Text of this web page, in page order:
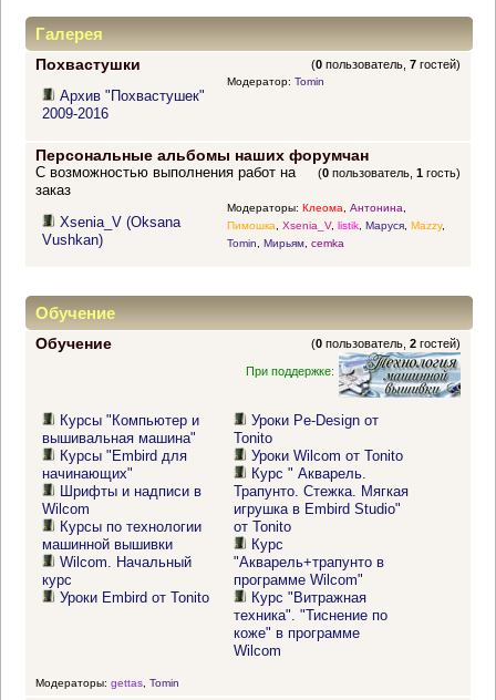
Галерея
Похвастушки (0 пользователь,7 гостей)
Архив "Похвастушек"
2009-2016
Модератор: Tomin
Персональные альбомы наших форумчан
(0 пользователь,1 гость)
С возможностью выполнения работ на
заказ
Xsenia_V (Oksana
Vushkan)
Модераторы: Клеома, Антонина,
Пимошка, Xsenia_V, listik, Маруся, Mazzy,
Tomin, Мирьям, cemka
Обучение
Обучение (0 пользователь,2 гостей)
При поддержке:
Курсы "Компьютер и
вышивальная машина"
Курсы "Embird для
начинающих"
Шрифты и надписи в
Wilcom
Курсы по технологии
машинной вышивки
Wilcom. Начальный
курс
Уроки Embird от Tonito
Уроки Pe-Design от
Tonito
Уроки Wilcom от Tonito
Курс " Акварель.
Трапунто. Стежка. Мягкая
игрушка в Embird Studio"
от Tonito
Курс
"Акварель+трапунто в
программе Wilcom"
Курс "Витражная
техника". "Тиснение по
коже" в программе
Wilcom
Модераторы: gettas, Tomin